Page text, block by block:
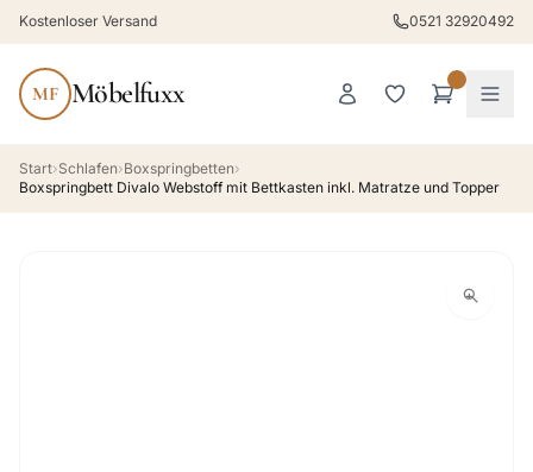
Kostenloser Versand 0521 32920492
MF Möbelfuxx
Start›Schlafen›Boxspringbetten›
Boxspringbett Divalo Webstoff mit Bettkasten inkl. Matratze und Topper